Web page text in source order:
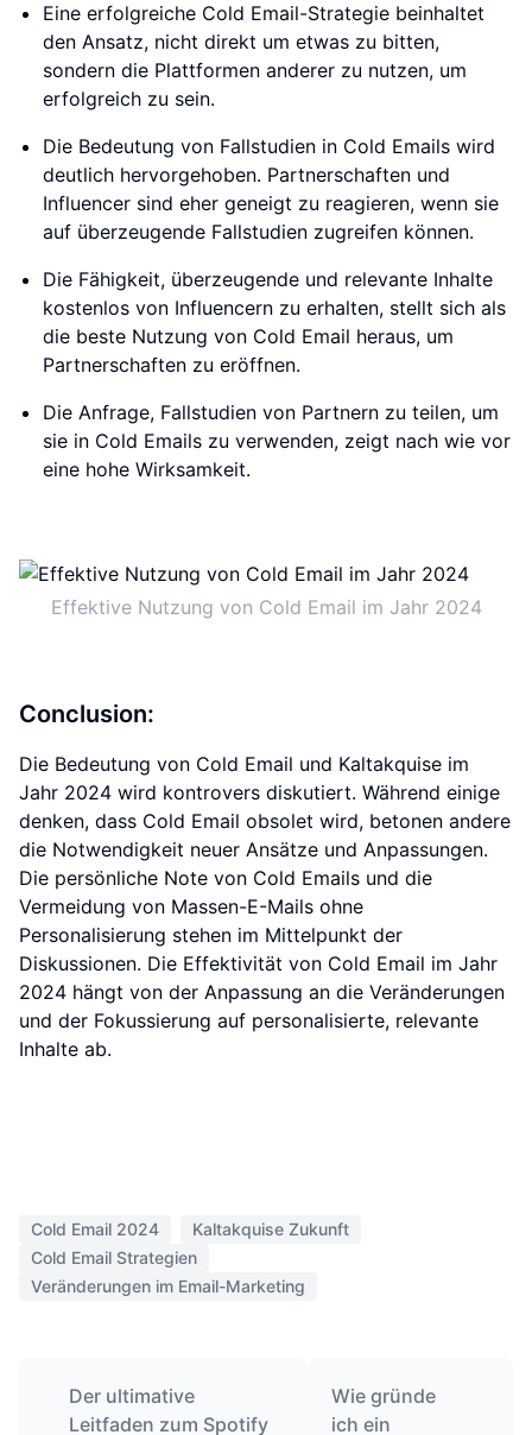
Eine erfolgreiche Cold Email-Strategie beinhaltet
den Ansatz, nicht direkt um etwas zu bitten,
sondern die Plattformen anderer zu nutzen, um
erfolgreich zu sein.
Die Bedeutung von Fallstudien in Cold Emails wird
deutlich hervorgehoben. Partnerschaften und
Influencer sind eher geneigt zu reagieren, wenn sie
auf überzeugende Fallstudien zugreifen können.
Die Fähigkeit, überzeugende und relevante Inhalte
kostenlos von Influencern zu erhalten, stellt sich als
die beste Nutzung von Cold Email heraus, um
Partnerschaften zu eröffnen.
Die Anfrage, Fallstudien von Partnern zu teilen, um
sie in Cold Emails zu verwenden, zeigt nach wie vor
eine hohe Wirksamkeit.
Effektive Nutzung von Cold Email im Jahr 2024
Conclusion:
Die Bedeutung von Cold Email und Kaltakquise im
Jahr 2024 wird kontrovers diskutiert. Während einige
denken, dass Cold Email obsolet wird, betonen andere
die Notwendigkeit neuer Ansätze und Anpassungen.
Die persönliche Note von Cold Emails und die
Vermeidung von Massen-E-Mails ohne
Personalisierung stehen im Mittelpunkt der
Diskussionen. Die Effektivität von Cold Email im Jahr
2024 hängt von der Anpassung an die Veränderungen
und der Fokussierung auf personalisierte, relevante
Inhalte ab.
Cold Email 2024
Kaltakquise Zukunft
Cold Email Strategien
Veränderungen im Email-Marketing
Der ultimative
Leitfaden zum Spotify
Wie gründe
ich ein